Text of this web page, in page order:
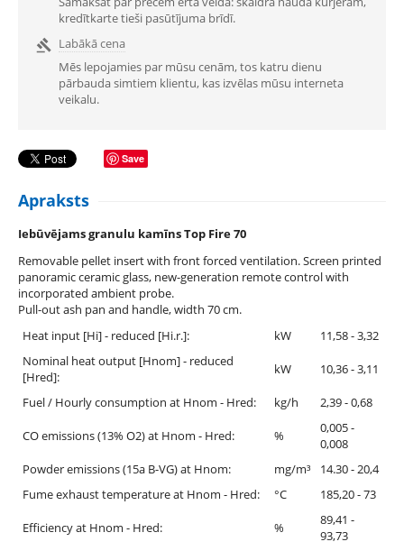
kredītkarte tieši pasūtījuma brīdī.

Labākā cena
Mēs lepojamies par mūsu cenām, tos katru dienu
pārbauda simtiem klientu, kas izvēlas mūsu interneta
veikalu.
Save
Apraksts
Iebūvējams granulu kamīns Top Fire 70
Removable pellet insert with front forced ventilation. Screen printed
panoramic ceramic glass, new-generation remote control with
incorporated ambient probe.
Pull-out ash pan and handle, width 70 cm.
Heat input [Hi] - reduced [Hi.r.]:
kW
11,58 - 3,32
Nominal heat output [Hnom] - reduced
[Hred]:
kW 10,36 - 3,11
Fuel / Hourly consumption at Hnom - Hred: kg/h 2,39 - 0,68
CO emissions (13% O2) at Hnom - Hred: %
0,005 -
0,008
Powder emissions (15a B-VG) at Hnom:
mg/m³
14.30 - 20,4
Fume exhaust temperature at Hnom - Hred:
°C 185,20 - 73
Efficiency at Hnom - Hred: %
89,41 -
93,73